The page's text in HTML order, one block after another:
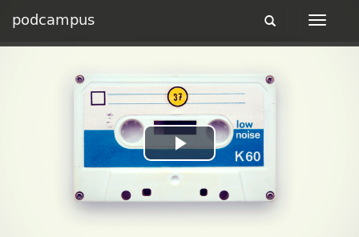
podcampus
Toggle
Toggle
Play
Video